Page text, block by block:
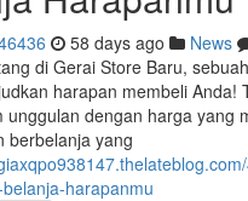
58 days ago News
di Gerai Store Baru,
harapan membeli Anda!
unggulan dengan harga yang
berbelanja yang
harapanmu